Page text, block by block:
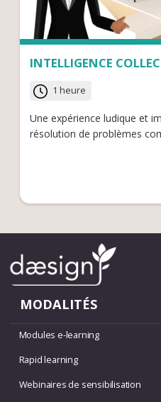
INTELLIGENCE
1 heure
Une expérience ludique et
résolution de problèmes
MODALITÉS
Modules e-learning
Rapid learning
Webinaires de sensibilisation